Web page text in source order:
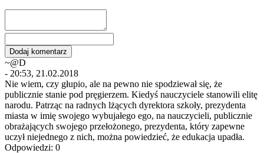
~@D
- 20:53, 21.02.2018
Nie wiem, czy głupio, ale na pewno nie spodziewał się, że
publicznie stanie pod pręgierzem. Kiedyś nauczyciele stanowili elitę
narodu. Patrząc na radnych lżących dyrektora szkoły, prezydenta
miasta w imię swojego wybujałego ego, na nauczycieli, publicznie
obrażających swojego przełożonego, prezydenta, który zapewne
uczył niejednego z nich, można powiedzieć, że edukacja upadła.
Odpowiedzi: 0